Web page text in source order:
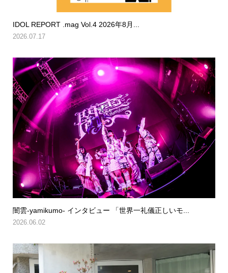
IDOL REPORT .mag Vol.4 2026年8月...
2026.07.17
闇雲-yamikumo- インタビュー 「世界一礼儀正しいモ...
2026.06.02